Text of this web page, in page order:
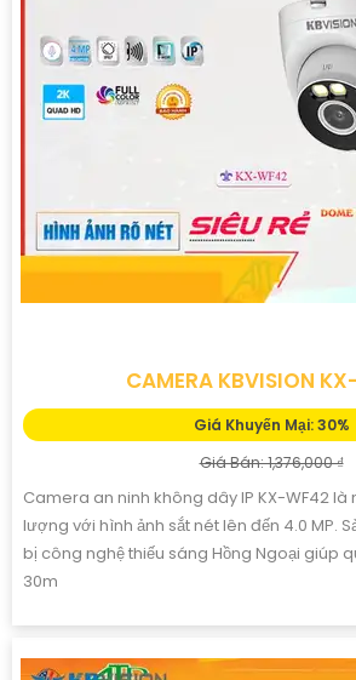
CAMERA KBVISION
Giá Khuyến Mại: 30%
Giá Bán: 1,376,000 ₫
Camera an ninh không dây IP KX-WF42 là
lượng với hình ảnh sắt nét lên đến 4.0 MP.
bị công nghệ thiếu sáng Hồng Ngoại giúp
30m